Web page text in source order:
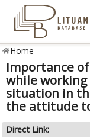
Home
Importance
while
situation in
the attitude
Direct Link: